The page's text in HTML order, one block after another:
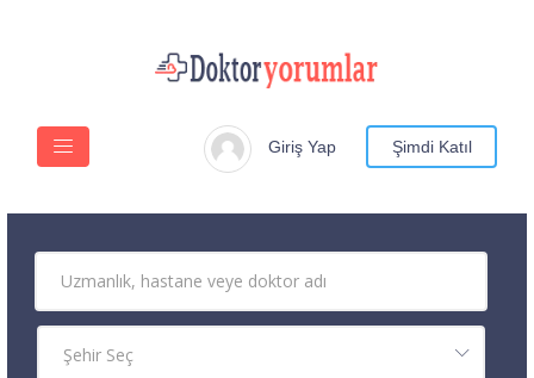
Giriş Yap Şimdi Katıl